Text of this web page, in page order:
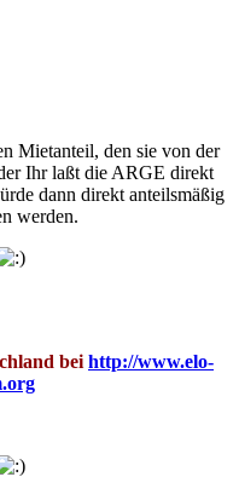
Mietanteil, den sie von der
Ihr laßt die ARGE direkt
dann direkt anteilsmäßig
werden.
bei http://www.elo-